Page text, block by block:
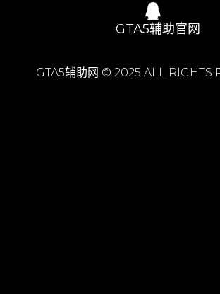
GTA5辅助官网
GTA5辅助网 © 2025 ALL RIGHTS